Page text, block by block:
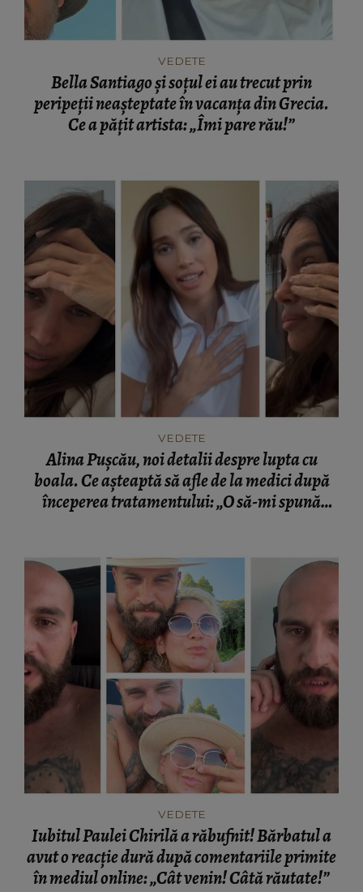
VEDETE
Bella Santiago și soțul ei au trecut prin
peripeții neașteptate în vacanța din Grecia.
Ce a pățit artista: „Îmi pare rău!”
VEDETE
Alina Pușcău, noi detalii despre lupta cu
boala. Ce așteaptă să afle de la medici după
începerea tratamentului: „O să-mi spună
VEDETE
Iubitul Paulei Chirilă a răbufnit! Bărbatul a
avut o reacție dură după comentariile primite
în mediul online: „Cât venin! Câtă răutate!”